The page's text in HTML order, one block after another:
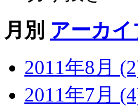
月別 アーカイ
2011年8月
2011年7月